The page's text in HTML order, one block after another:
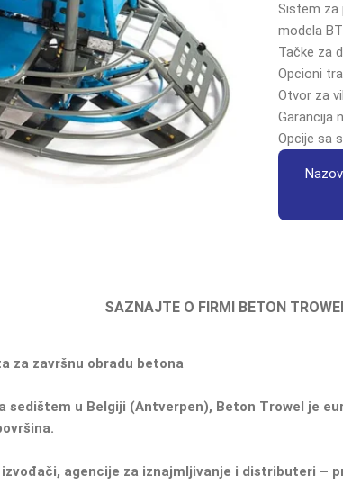
Sistem za
modela
Tačke za
Opcioni
Otvor za
Garancija
Opcije sa
SAZNAJTE O FIRMI BETON
za završnu obradu betona
sedištem u Belgiji (Antverpen), Beton Trowel je
agencije za iznajmljivanje i distributeri –